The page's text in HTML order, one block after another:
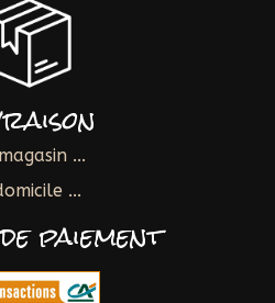
...
...
paiement